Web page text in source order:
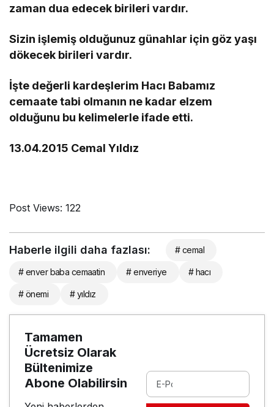
zaman dua edecek birileri vardır.
Sizin işlemiş olduğunuz günahlar için göz yaşı
dökecek birileri vardır.
İşte değerli kardeşlerim Hacı Babamız
cemaate tabi olmanın ne kadar elzem
olduğunu bu kelimelerle ifade etti.
13.04.2015 Cemal Yıldız
Post Views: 122
Haberle ilgili daha fazlası: # cemal
# enver baba cemaatin # enveriye # hacı
# önemi # yıldız
Tamamen
Ücretsiz Olarak
Bültenimize
Abone Olabilirsin